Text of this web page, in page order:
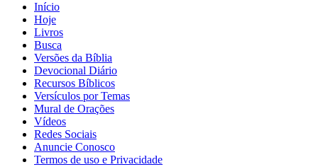
Início
Hoje
Livros
Busca
Versões da Bíblia
Devocional Diário
Recursos Bíblicos
Versículos por Temas
Mural de Orações
Vídeos
Redes Sociais
Anuncie Conosco
Termos de uso e Privacidade